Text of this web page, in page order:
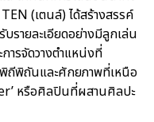
(เตนล์) ได้สร้างสรรค์
รายละเอียดอย่างมีลูกเล่น
ารจัดวางตำแหน่งที่
ถีพิถันและศักยภาพที่เหนือ
หรือศิลปินที่ผสานศิลปะ